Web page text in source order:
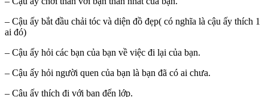
– Cậu ấy bắt đầu chải tóc và diện đồ đẹp( có nghĩa là cậu ấy thích 1
ai đó)
– Cậu ấy hỏi các bạn của bạn về việc đi lại của bạn.
– Cậu ấy hỏi người quen của bạn là bạn đã có ai chưa.
– Cậu ấy thích đi với bạn đến lớp.